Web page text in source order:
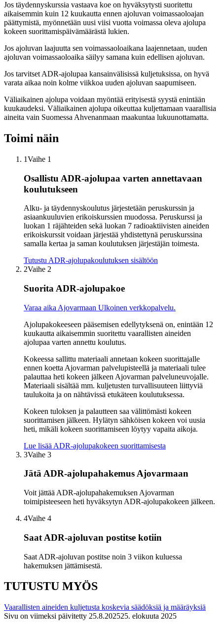
Jos täydennyskurssia vastaava koe on hyväksytysti suoritettu
aikaisemmin kuin 12 kuukautta ennen ajoluvan voimassaoloajan
päättymistä, myönnetään uusi viisi vuotta voimassa oleva ajolupa
kokeen suorittamispäivämäärästä lukien.
Jos ajoluvan laajuutta sen voimassaoloaikana laajennetaan, uuden
ajoluvan voimassaoloaika säilyy samana kuin edellisen ajoluvan.
Jos tarvitset ADR-ajolupaa kansainvälisissä kuljetuksissa, on hyvä
varata aikaa noin kolme viikkoa uuden ajoluvan saapumiseen.
Väliaikainen ajolupa voidaan myöntää erityisestä syystä enintään
kuukaudeksi. Väliaikainen ajolupa oikeuttaa kuljettamaan vaarallisia
aineita vain Suomessa Ahvenanmaan maakuntaa lukuunottamatta.
Toimi näin
1Vaihe 1
Osallistu ADR-ajolupaa varten annettavaan
koulutukseen
Alku- ja täydennyskoulutus järjestetään peruskurssin ja
asiaankuuluvien erikoiskurssien muodossa. Peruskurssi ja
luokan 1 räjähteiden sekä luokan 7 radioaktiivisten aineiden
erikoiskurssit voidaan järjestää yhdistettynä peruskurssina
samalla kertaa ja saman koulutuksen järjestäjän toimesta.
Tutustu ADR-ajolupakoulutuksen sisältöön
2Vaihe 2
Suorita ADR-ajolupakoe
Varaa aika Ajovarmaan Ulkoinen verkkopalvelu.
Ajolupakokeeseen pääsemisen edellytyksenä on, enintään 12
kuukautta aikaisemmin suoritettu vaarallisten aineiden
ajolupaa varten annettu koulutus.
Kokeessa sallittu materiaali annetaan kokeen suorittajalle
ennen koetta Ajovarman palvelupisteellä ja materiaali tulee
palauttaa heti kokeen jälkeen Ajovarman palveluneuvojalle.
Materiaali sisältää mm. kuljetusten turvallisuuteen liittyviä
taulukoita ja on nähtävissä etukäteen koulutuksessa.
Kokeen tuloksen ja palautteen saa välittömästi kokeen
suorittamisen jälkeen. Hylätyn sähköisen kokeen voi uusia
heti, mikäli kokeen suorittamiseen löytyy vapaita aikoja.
Lue lisää ADR-ajolupakokeen suorittamisesta
3Vaihe 3
Jätä ADR-ajolupahakemus Ajovarmaan
Voit jättää ADR-ajolupahakemuksen Ajovarman
toimipisteeseen heti hyväksytyn ADR-ajolupakokeen jälkeen.
4Vaihe 4
Saat ADR-ajoluvan postitse kotiin
Saat ADR-ajoluvan postitse noin 3 viikon kuluessa
hakemuksen jättämisestä.
TUTUSTU MYÖS
Vaarallisten aineiden kuljetusta koskevia säädöksiä ja määräyksiä
Sivu on viimeksi päivitetty 25.8.202525. elokuuta 2025